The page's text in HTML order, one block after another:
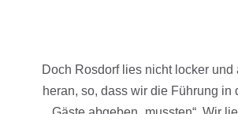
Doch Rosdorf lies nicht locker und
heran, so, dass wir die Führung in